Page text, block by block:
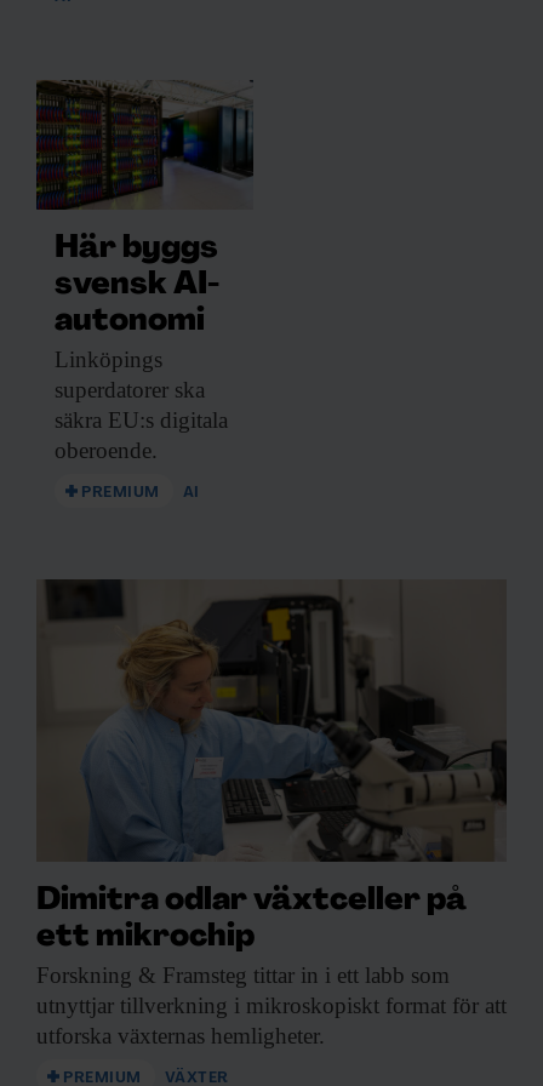
Här byggs
svensk AI-
autonomi
Linköpings
superdatorer ska
säkra EU:s digitala
oberoende.
PREMIUM AI
Dimitra odlar växtceller på
ett mikrochip
Forskning & Framsteg tittar in i ett labb som
utnyttjar tillverkning i mikroskopiskt format för att
utforska växternas hemligheter.
PREMIUM VÄXTER